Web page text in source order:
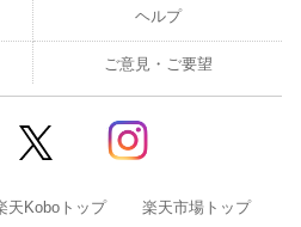
ヘルプ
ご意見・ご要望
天Koboトップ 楽天市場トップ